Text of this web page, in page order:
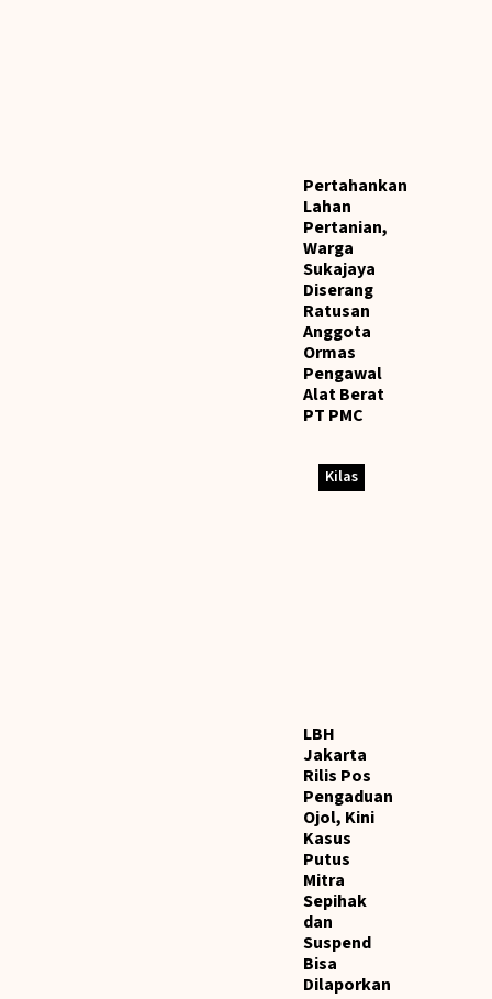
Pertahankan
Lahan
Pertanian,
Warga
Sukajaya
Diserang
Ratusan
Anggota
Ormas
Pengawal
Alat Berat
PT PMC
Kilas
LBH
Jakarta
Rilis Pos
Pengaduan
Ojol, Kini
Kasus
Putus
Mitra
Sepihak
dan
Suspend
Bisa
Dilaporkan